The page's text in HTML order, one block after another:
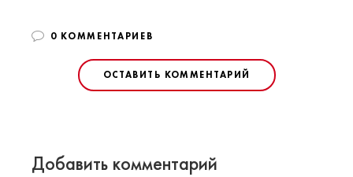
0 КОММЕНТАРИЕВ
ОСТАВИТЬ КОММЕНТАРИЙ
Добавить комментарий